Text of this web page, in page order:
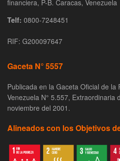
financiera, P-B. Caracas, Venezuela
Telf: 0800-7248451
RIF: G200097647
Gaceta N° 5557
Publicada en la Gaceta Oficial de la
Venezuela N° 5.557, Extraordinaria
noviembre del 2001.
Alineados con los Objetivos